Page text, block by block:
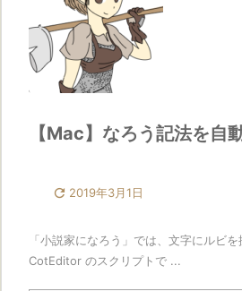
【Mac】なろう記法を自
 2019年3月1日
「小説家になろう」では、文字にルビ
CotEditor のスクリプトで ...